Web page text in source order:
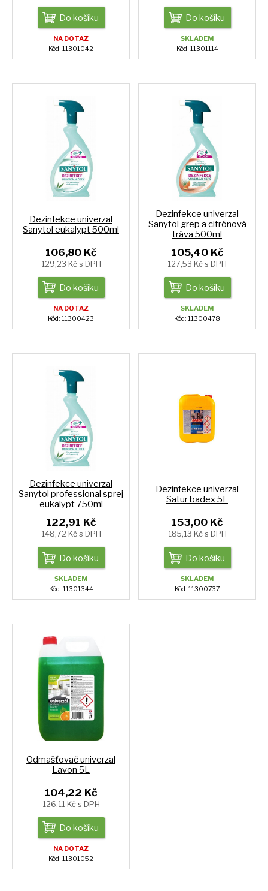
Do košíku
NA DOTAZ
Kód: 11301042
Do košíku
SKLADEM
Kód: 11301114
Dezinfekce univerzal
Sanytol eukalypt 500ml
106,80 Kč
129,23 Kč s DPH
Do košíku
NA DOTAZ
Kód: 11300423
Dezinfekce univerzal
Sanytol grep a citrónová
tráva 500ml
105,40 Kč
127,53 Kč s DPH
Do košíku
SKLADEM
Kód: 11300478
Dezinfekce univerzal
Sanytol professional sprej
eukalypt 750ml
122,91 Kč
148,72 Kč s DPH
Do košíku
SKLADEM
Kód: 11301344
Dezinfekce univerzal
Satur badex 5L
153,00 Kč
185,13 Kč s DPH
Do košíku
SKLADEM
Kód: 11300737
Odmašťovač univerzal
Lavon 5L
104,22 Kč
126,11 Kč s DPH
Do košíku
NA DOTAZ
Kód: 11301052